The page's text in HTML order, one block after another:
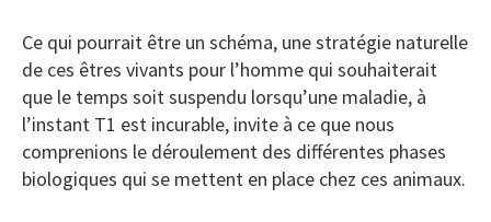
Ce qui pourrait être un schéma, une stratégie naturelle
de ces êtres vivants pour l’homme qui souhaiterait
que le temps soit suspendu lorsqu’une maladie, à
l’instant T1 est incurable, invite à ce que nous
comprenions le déroulement des différentes phases
biologiques qui se mettent en place chez ces animaux.